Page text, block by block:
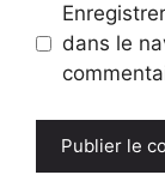
dans le